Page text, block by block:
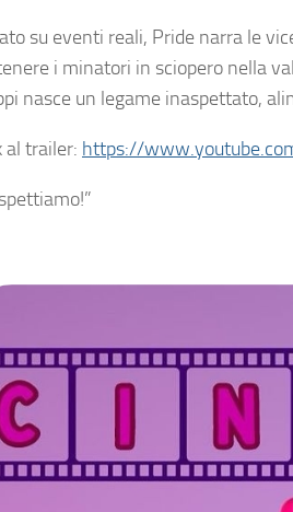
su eventi reali, Pride narra le
i minatori in sciopero nella
nasce un legame inaspettato,
al trailer: https://